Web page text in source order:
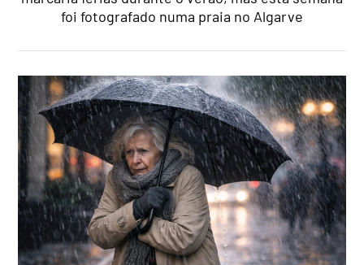
foi fotografado numa praia no Algarve